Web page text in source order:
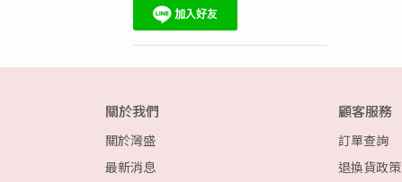
關於我們
關於灣盛
最新消息
顧客服務
訂單查詢
退換貨政策